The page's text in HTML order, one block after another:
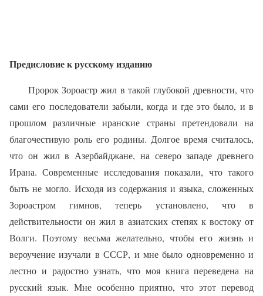
Предисловие к русскому изданию
Пророк Зороастр жил в такой глубокой древности, что
сами его последователи забыли, когда и где это было, и в
прошлом различные иранские страны претендовали на
благочестивую роль его родины. Долгое время считалось,
что он жил в Азербайджане, на северо западе древнего
Ирана. Современные исследования показали, что такого
быть не могло. Исходя из содержания и языка, сложенных
Зороастром гимнов, теперь установлено, что в
действительности он жил в азиатских степях к востоку от
Волги. Поэтому весьма желательно, чтобы его жизнь и
вероучение изучали в СССР, и мне было одновременно и
лестно и радостно узнать, что моя книга переведена на
русский язык. Мне особенно приятно, что этот перевод